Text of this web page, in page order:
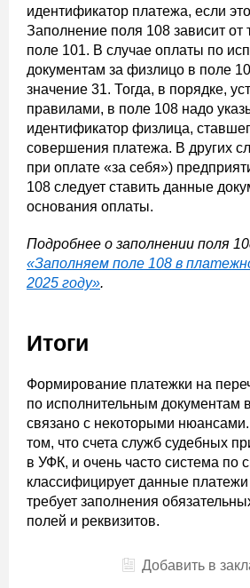
идентификатор платежа, если
Заполнение поля 108 зависит от
поле 101. В случае оплаты по
документам за физлицо в поле
значение 31. Тогда, в порядке,
правилами, в поле 108 надо
идентификатор физлица,
совершения платежа. В других
при оплате «за себя»)
108 следует ставить данные
основания оплаты.
Подробнее о заполнении поля
«Заполняем поле 108 в
2025 году».
Итоги
Формирование платежки на
по исполнительным документам
связано с некоторыми
том, что счета служб судебных
в УФК, и очень часто система по
классифицирует данные
требует заполнения
полей и реквизитов.
Добавить в